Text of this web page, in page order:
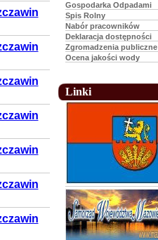
Gospodarka Odpadami
Spis Rolny
Nabór pracowników
Deklaracja dostępności
Zgromadzenia publiczne
Ocena jakości wody
Linki